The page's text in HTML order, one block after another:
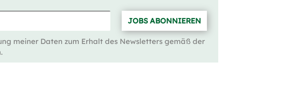
JOBS ABONNIEREN
meiner Daten zum Erhalt des Newsletters gemäß der